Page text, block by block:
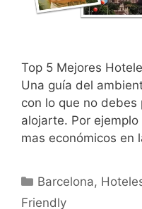
Top 5 Mejores
Una guía del
con lo que no
alojarte. Por
mas económicos en
Categorías
Barcelona,
Friendly